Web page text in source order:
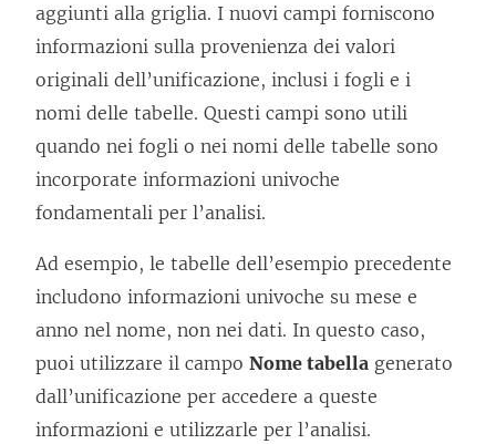
aggiunti alla griglia. I nuovi campi forniscono
informazioni sulla provenienza dei valori
originali dell’unificazione, inclusi i fogli e i
nomi delle tabelle. Questi campi sono utili
quando nei fogli o nei nomi delle tabelle sono
incorporate informazioni univoche
fondamentali per l’analisi.
Ad esempio, le tabelle dell’esempio precedente
includono informazioni univoche su mese e
anno nel nome, non nei dati. In questo caso,
puoi utilizzare il campo Nome tabella generato
dall’unificazione per accedere a queste
informazioni e utilizzarle per l’analisi.